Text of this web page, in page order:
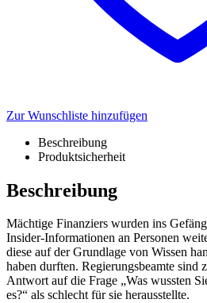
Zur Wunschliste hinzufügen
Beschreibung
Produktsicherheit
Beschreibung
Mächtige Finanziers wurden ins
Insider-Informationen an Personen
diese auf der Grundlage von Wissen
haben durften. Regierungsbeamte sind
Antwort auf die Frage „Was wussten
es?“ als schlecht für sie herausstellte.